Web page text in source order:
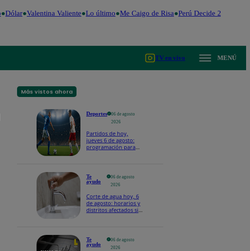
Dólar Valentina Valiente Lo último Me Caigo de Risa Perú Decide 2026
TV en vivo MENÚ
Más vistos ahora
Deportes
06 de agosto
2026
Partidos de hoy,
jueves 6 de agosto:
programación para
Te
ayudo
06 de agosto
2026
Corte de agua hoy, 6
de agosto: horarios y
distritos afectados sin
Te
ayudo
06 de agosto
2026